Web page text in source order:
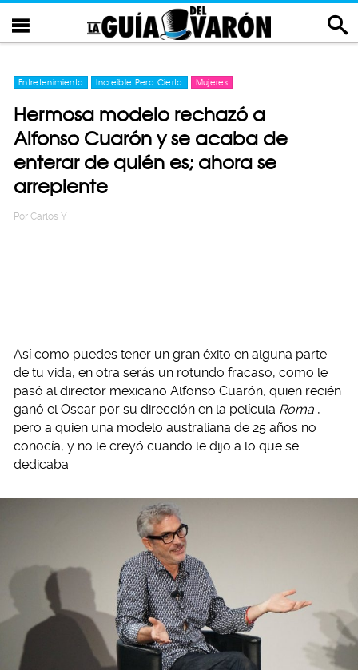
Entretenimiento Increíble Pero Cierto Mujeres
Hermosa modelo rechazó a
Alfonso Cuarón y se acaba de
enterar de quién es; ahora se
arrepiente
Por Carlos Y
Así como puedes tener un gran éxito en alguna parte
de tu vida, en otra serás un rotundo fracaso, como le
pasó al director mexicano Alfonso Cuarón, quien recién
ganó el Oscar por su dirección en la película Roma ,
pero a quien una modelo australiana de 25 años no
conocía, y no le creyó cuando le dijo a lo que se
dedicaba.